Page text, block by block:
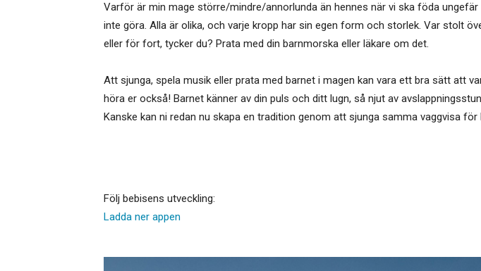
Varför är min mage större/mindre/annorlunda än hennes när vi ska föda
inte göra. Alla är olika, och varje kropp har sin egen form och storlek. Var stolt
eller för fort, tycker du? Prata med din barnmorska eller läkare om det.
Att sjunga, spela musik eller prata med barnet i magen kan vara ett bra sätt att
höra er också! Barnet känner av din puls och ditt lugn, så njut av
Kanske kan ni redan nu skapa en tradition genom att sjunga samma vaggvisa för
Följ bebisens utveckling:
Ladda ner appen